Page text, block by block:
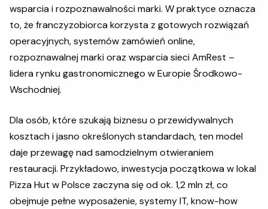
wsparcia i rozpoznawalności marki. W praktyce oznacza
to, że franczyzobiorca korzysta z gotowych rozwiązań
operacyjnych, systemów zamówień online,
rozpoznawalnej marki oraz wsparcia sieci AmRest –
lidera rynku gastronomicznego w Europie Środkowo-
Wschodniej.
Dla osób, które szukają biznesu o przewidywalnych
kosztach i jasno określonych standardach, ten model
daje przewagę nad samodzielnym otwieraniem
restauracji. Przykładowo, inwestycja początkowa w lokal
Pizza Hut w Polsce zaczyna się od ok. 1,2 mln zł, co
obejmuje pełne wyposażenie, systemy IT, know-how